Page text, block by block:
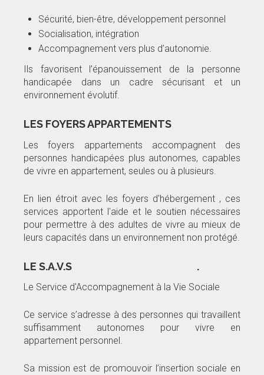
Sécurité, bien-être, développement personnel
Socialisation, intégration
Accompagnement vers plus d’autonomie.
Ils favorisent l’épanouissement de la personne
handicapée dans un cadre sécurisant et un
environnement évolutif.
LES FOYERS APPARTEMENTS
Les foyers appartements accompagnent des
personnes handicapées plus autonomes, capables
de vivre en appartement, seules ou à plusieurs.
En lien étroit avec les foyers d'hébergement , ces
services apportent l'aide et le soutien nécessaires
pour permettre à des adultes de vivre au mieux de
leurs capacités dans un environnement non protégé.
LE S.A.V.S .
Le Service d'Accompagnement à la Vie Sociale
Ce service s’adresse à des personnes qui travaillent
suffisamment autonomes pour vivre en
appartement personnel.
Sa mission est de promouvoir l’insertion sociale en